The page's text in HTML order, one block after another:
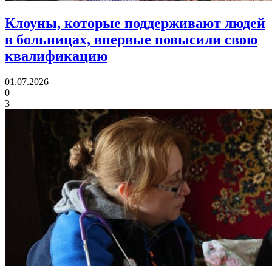
Клоуны, которые поддерживают людей
в больницах, впервые повысили свою
квалификацию
01.07.2026
0
3